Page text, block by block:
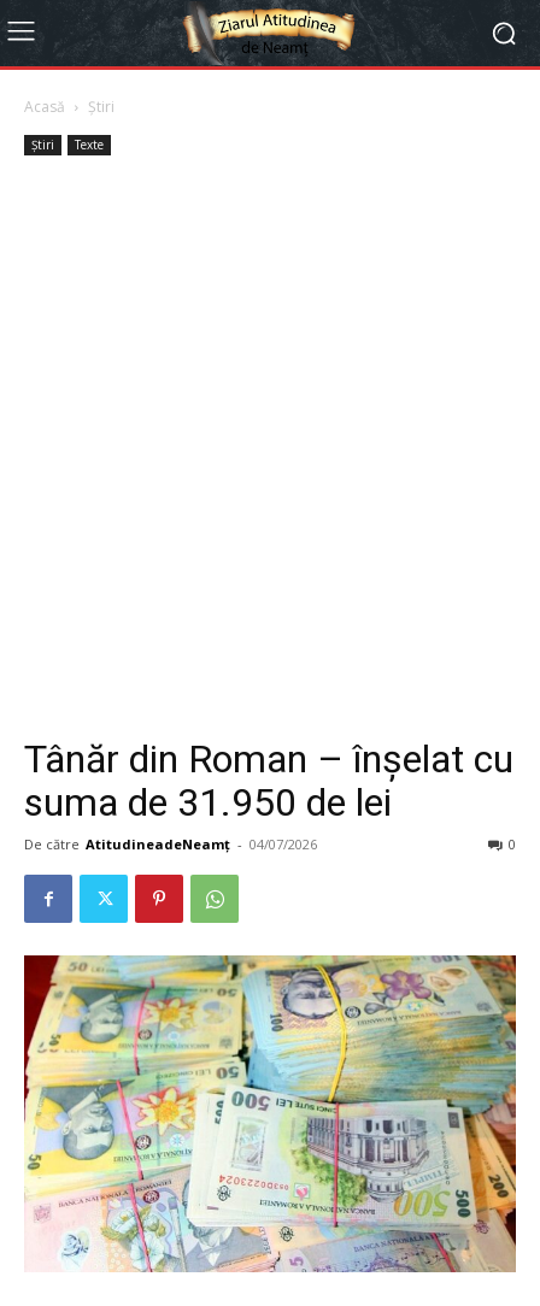
Acasă Știri
Știri Texte
Tânăr din Roman – înșelat cu
suma de 31.950 de lei
De către AtitudineadeNeamț - 04/07/2026 0